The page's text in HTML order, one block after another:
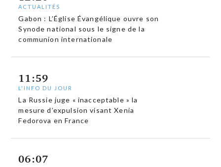
ACTUALITÉS
Gabon : L’Église Évangélique ouvre son
Synode national sous le signe de la
communion internationale
11:59
L'INFO DU JOUR
La Russie juge « inacceptable » la
mesure d’expulsion visant Xenia
Fedorova en France
06:07